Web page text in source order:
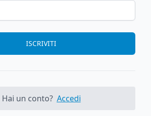
ISCRIVITI
Hai un conto? Accedi